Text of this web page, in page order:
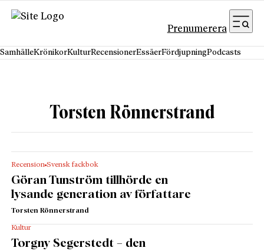
Hoppa till innehåll
Prenumerera
SamhälleKrönikorKulturRecensionerEssäerFördjupningPodcasts
Torsten Rönnerstrand
Recension Svensk fackbok
Göran Tunström tillhörde en
lysande generation av författare
Torsten Rönnerstrand
Kultur
Torgny Segerstedt – den